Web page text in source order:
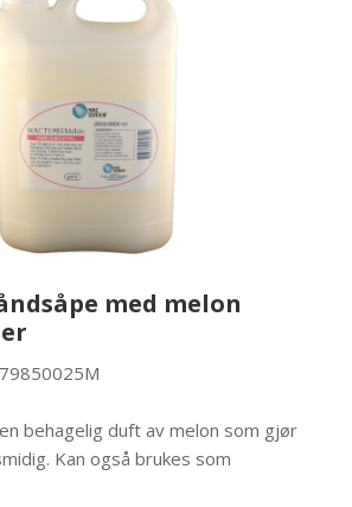
med melon
179850025M
behagelig duft av melon som gjør
Kan også brukes som